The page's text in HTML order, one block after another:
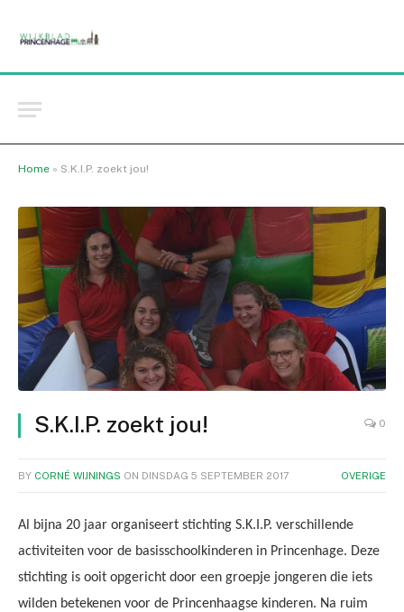
Home » S.K.I.P. zoekt jou!
S.K.I.P. zoekt jou! 0
BY CORNÉ WIJNINGS ON DINSDAG 5 SEPTEMBER 2017 OVERIGE
Al bijna 20 jaar organiseert stichting S.K.I.P. verschillende
activiteiten voor de basisschoolkinderen in Princenhage. Deze
stichting is ooit opgericht door een groepje jongeren die iets
wilden betekenen voor de Princenhaagse kinderen. Na ruim